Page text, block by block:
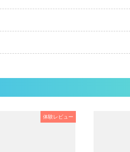
体験レビュー